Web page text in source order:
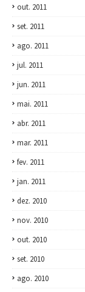
out. 2011
set. 2011
ago. 2011
jul. 2011
jun. 2011
mai. 2011
abr. 2011
mar. 2011
fev. 2011
jan. 2011
dez. 2010
nov. 2010
out. 2010
set. 2010
ago. 2010